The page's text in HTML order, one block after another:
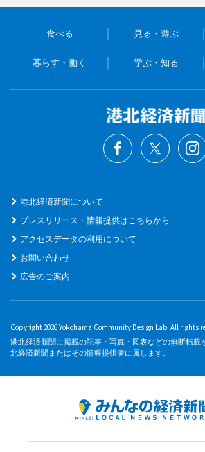
食べる 見る・遊ぶ
暮らす・働く 学ぶ・知る
港北経済新聞について
プレスリリース・情報提供はこちらから
アクセスデータの利用について
お問い合わせ
広告のご案内
Copyright 2026 Yokohama Community Design Lab. All rights
港北経済新聞に掲載の記事・写真・図表などの無断転載
北経済新聞またはその情報提供者に属します。